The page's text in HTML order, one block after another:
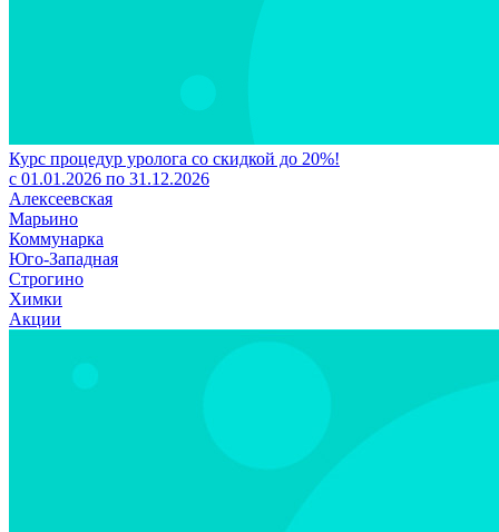
Курс процедур уролога со скидкой до 20%!
с 01.01.2026 по 31.12.2026
Алексеевская
Марьино
Коммунарка
Юго-Западная
Строгино
Химки
Акции